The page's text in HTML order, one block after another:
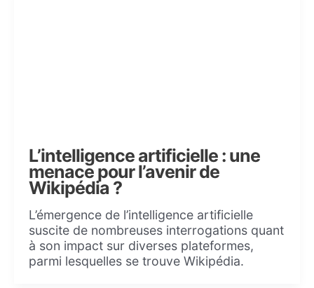
L’intelligence artificielle : une
menace pour l’avenir de
Wikipédia ?
L’émergence de l’intelligence artificielle
suscite de nombreuses interrogations quant
à son impact sur diverses plateformes,
parmi lesquelles se trouve Wikipédia.